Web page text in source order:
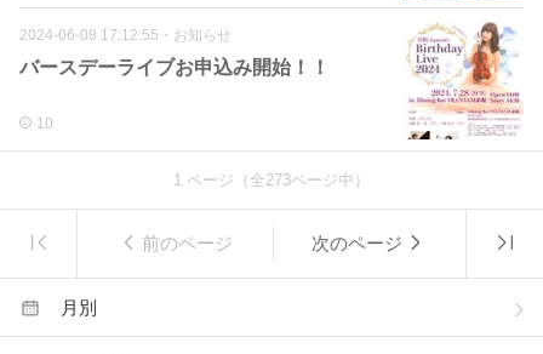
2024-06-08 17:12:55 ・ お知らせ
バースデーライブお申込み開始！！
10
1 ページ（全273ページ中）
前のページ 次のページ
月別